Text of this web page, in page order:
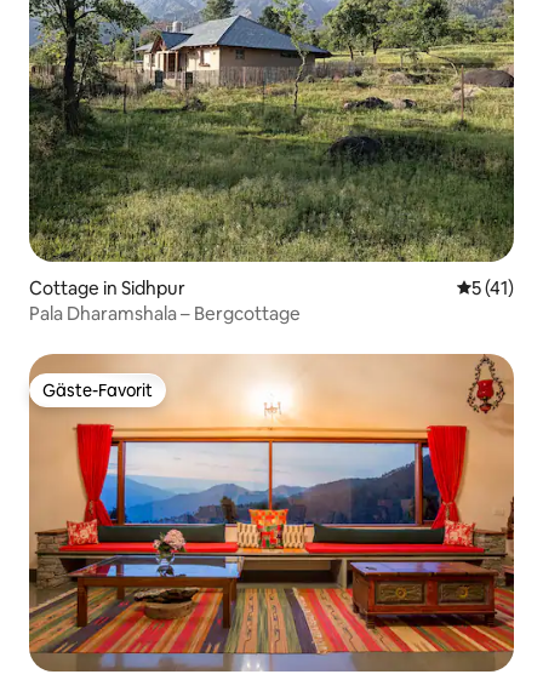
Cottage in Sidhpur
5 (41)
Pala Dharamshala – Bergcottage
Gäste-Favorit
Gäste-Favorit